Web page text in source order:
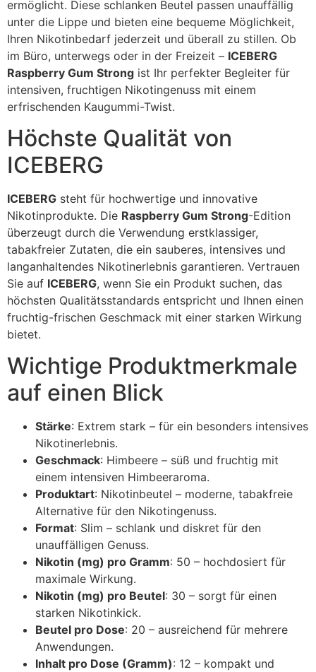
ermöglicht. Diese schlanken Beutel passen unauffällig
unter die Lippe und bieten eine bequeme Möglichkeit,
Ihren Nikotinbedarf jederzeit und überall zu stillen. Ob
im Büro, unterwegs oder in der Freizeit – ICEBERG
Raspberry Gum Strong ist Ihr perfekter Begleiter für
intensiven, fruchtigen Nikotingenuss mit einem
erfrischenden Kaugummi-Twist.
Höchste Qualität von
ICEBERG
ICEBERG steht für hochwertige und innovative
Nikotinprodukte. Die Raspberry Gum Strong-Edition
überzeugt durch die Verwendung erstklassiger,
tabakfreier Zutaten, die ein sauberes, intensives und
langanhaltendes Nikotinerlebnis garantieren. Vertrauen
Sie auf ICEBERG, wenn Sie ein Produkt suchen, das
höchsten Qualitätsstandards entspricht und Ihnen einen
fruchtig-frischen Geschmack mit einer starken Wirkung
bietet.
Wichtige Produktmerkmale
auf einen Blick
Stärke: Extrem stark – für ein besonders intensives
Nikotinerlebnis.
Geschmack: Himbeere – süß und fruchtig mit
einem intensiven Himbeeraroma.
Produktart: Nikotinbeutel – moderne, tabakfreie
Alternative für den Nikotingenuss.
Format: Slim – schlank und diskret für den
unauffälligen Genuss.
Nikotin (mg) pro Gramm: 50 – hochdosiert für
maximale Wirkung.
Nikotin (mg) pro Beutel: 30 – sorgt für einen
starken Nikotinkick.
Beutel pro Dose: 20 – ausreichend für mehrere
Anwendungen.
Inhalt pro Dose (Gramm): 12 – kompakt und